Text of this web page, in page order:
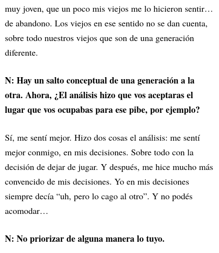
muy joven, que un poco mis viejos me lo hicieron sentir…
de abandono. Los viejos en ese sentido no se dan cuenta,
sobre todo nuestros viejos que son de una generación
diferente.
N: Hay un salto conceptual de una generación a la
otra. Ahora, ¿El análisis hizo que vos aceptaras el
lugar que vos ocupabas para ese pibe, por ejemplo?
Sí, me sentí mejor. Hizo dos cosas el análisis: me sentí
mejor conmigo, en mis decisiones. Sobre todo con la
decisión de dejar de jugar. Y después, me hice mucho más
convencido de mis decisiones. Yo en mis decisiones
siempre decía “uh, pero lo cago al otro”. Y no podés
acomodar…
N: No priorizar de alguna manera lo tuyo.